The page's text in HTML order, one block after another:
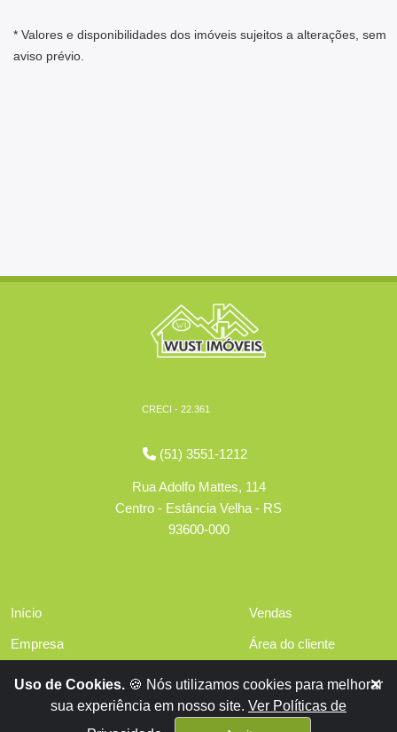
* Valores e disponibilidades dos imóveis sujeitos a alterações, sem
aviso prévio.
CRECI - 22.361
(51) 3551-1212
Rua Adolfo Mattes, 114
Centro - Estância Velha - RS
93600-000
Início
Empresa
Financiamentos
Vendas
Área do cliente
Contato
Uso de Cookies. 🍪 Nós utilizamos cookies para melhorar
sua experiência em nosso site. Ver Políticas de